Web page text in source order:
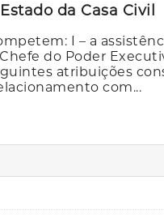
da Casa Civil
I – a
do Poder
atribuições
com...